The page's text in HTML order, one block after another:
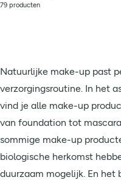
79 producten
Natuurlijke make-up past
verzorgingsroutine. In het
vind je alle make-up
van foundation tot
sommige make-up
biologische herkomst
duurzaam mogelijk. En